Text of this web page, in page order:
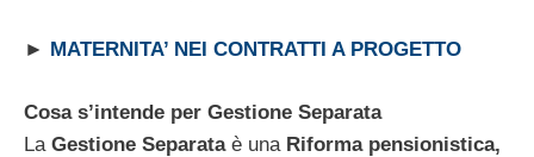
► MATERNITA’ NEI CONTRATTI A PROGETTO
Cosa s’intende per Gestione Separata
LaGestione Separataè una Riforma pensionistica,